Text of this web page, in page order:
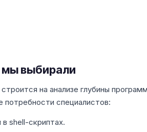
мы выбирали
на анализе глубины
специалистов:
shell-скриптах.